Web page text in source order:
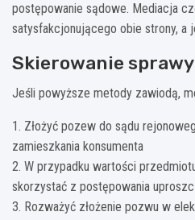
postępowanie sądowe. Mediacja
satysfakcjonującego obie strony, a
Skierowanie sprawy
Jeśli powyższe metody zawiodą,
1. Złożyć pozew do sądu
zamieszkania konsumenta
2. W przypadku wartości
skorzystać z postępowania
3. Rozważyć złożenie pozwu w